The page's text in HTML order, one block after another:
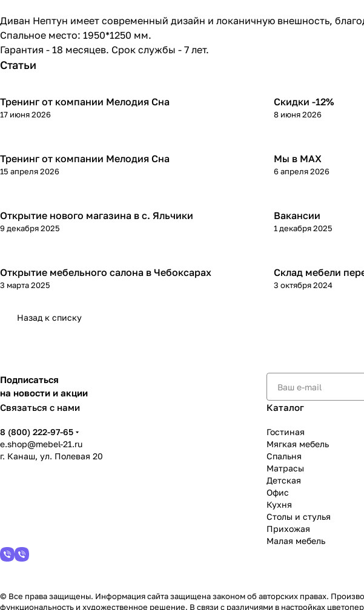
Диван Нептун имеет современный дизайн и локаничную внешность,
Спальное место: 1950*1250 мм.
Гарантия - 18 месяцев. Срок службы - 7 лет.
Статьи
Тренинг от компании Мелодия Сна
17 июня 2026
Скидки -12%
8 июня 2026
Тренинг от компании Мелодия Сна
15 апреля 2026
Мы в МАХ
6 апреля 2026
Открытие нового магазина в с. Яльчики
9 декабря 2025
Вакансии
1 декабря 2025
Открытие мебельного салона в Чебоксарах
3 марта 2025
Склад мебели
3 октября 2024
Назад к списку
Подписаться
на новости и акции
Связаться с нами
8 (800) 222-97-65
e.shop@mebel-21.ru
г. Канаш, ул. Полевая 20
Каталог
Гостиная
Мягкая мебель
Спальня
Матрасы
Детская
Офис
Кухня
Столы и стулья
Прихожая
Малая мебель
© Все права защищены. Информация сайта защищена законом об авторских правах.
функциональность и художественное решение. В связи с различиями в настройках